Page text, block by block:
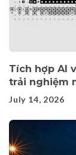
Tích hợp AI
trải nghiệm
July 14, 2026